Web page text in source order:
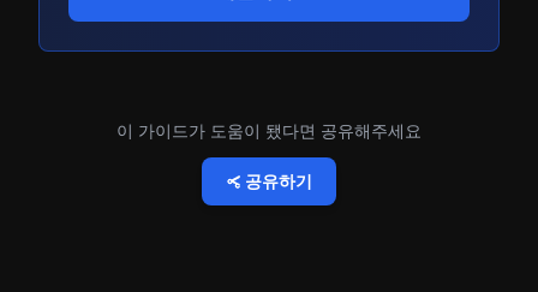
이 가이드가 도움이 됐다면 공유해주세요
공유하기